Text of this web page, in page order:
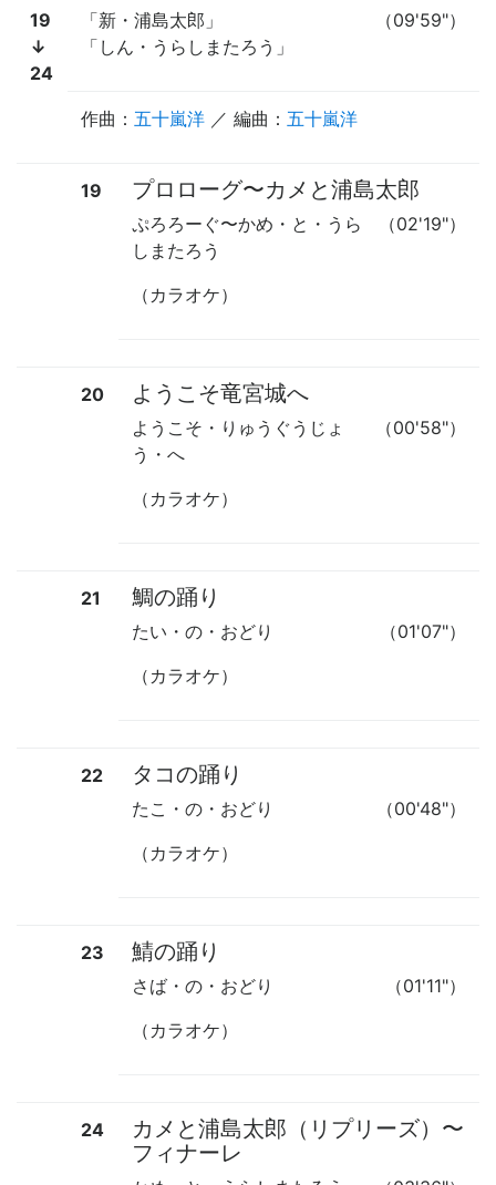
19
↓
24
（09'59"）
「新・浦島太郎」
「しん・うらしまたろう」
作曲： 五十嵐洋 ／ 編曲： 五十嵐洋
19 プロローグ〜カメと浦島太郎
（02'19"）
ぷろろーぐ〜かめ・と・うら
しまたろう
（カラオケ）
20 ようこそ竜宮城へ
（00'58"）
ようこそ・りゅうぐうじょ
う・へ
（カラオケ）
21 鯛の踊り
（01'07"）
たい・の・おどり
（カラオケ）
22 タコの踊り
（00'48"）
たこ・の・おどり
（カラオケ）
23 鯖の踊り
（01'11"）
さば・の・おどり
（カラオケ）
24 カメと浦島太郎（リプリーズ） 〜
フィナーレ